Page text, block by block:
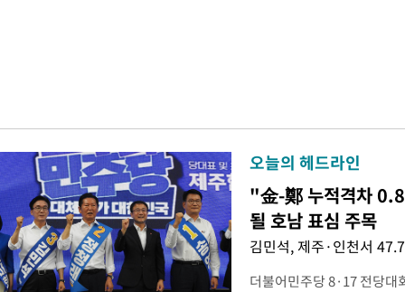
오늘의 헤드라인
"金-鄭 누적격차
될 호남 표심 주목
김민석, 제주·인천서
더불어민주당 8·17 전당대